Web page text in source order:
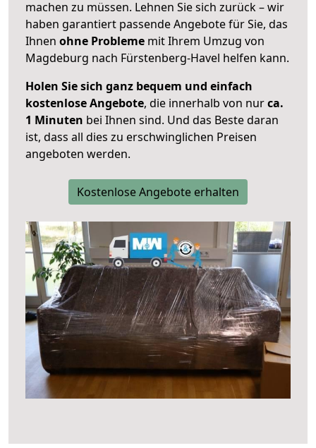
machen zu müssen. Lehnen Sie sich zurück – wir
haben garantiert passende Angebote für Sie, das
Ihnen ohne Probleme mit Ihrem Umzug von
Magdeburg nach Fürstenberg-Havel helfen kann.
Holen Sie sich ganz bequem und einfach
kostenlose Angebote, die innerhalb von nurca.
1 Minuten bei Ihnen sind. Und das Beste daran
ist, dass all dies zu erschwinglichen Preisen
angeboten werden.
Kostenlose Angebote erhalten